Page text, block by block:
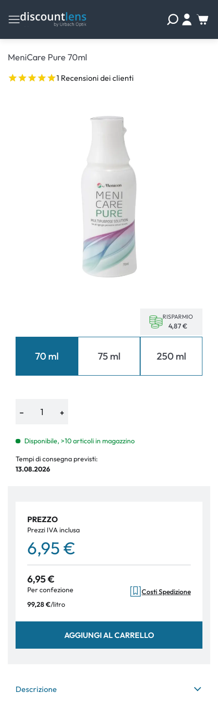
MeniCare Pure 70ml
1 Recensioni dei clienti
70 ml 75 ml
RISPARMIO
4,87 €
250 ml
− +
Disponibile, >10 articoli in magazzino
Tempi di consegna previsti:
13.08.2026
PREZZO
Prezzi IVA inclusa
6,95 €
6,95 €
Per confezione
99,28 €/litro
Costi Spedizione
AGGIUNGI AL CARRELLO
Descrizione